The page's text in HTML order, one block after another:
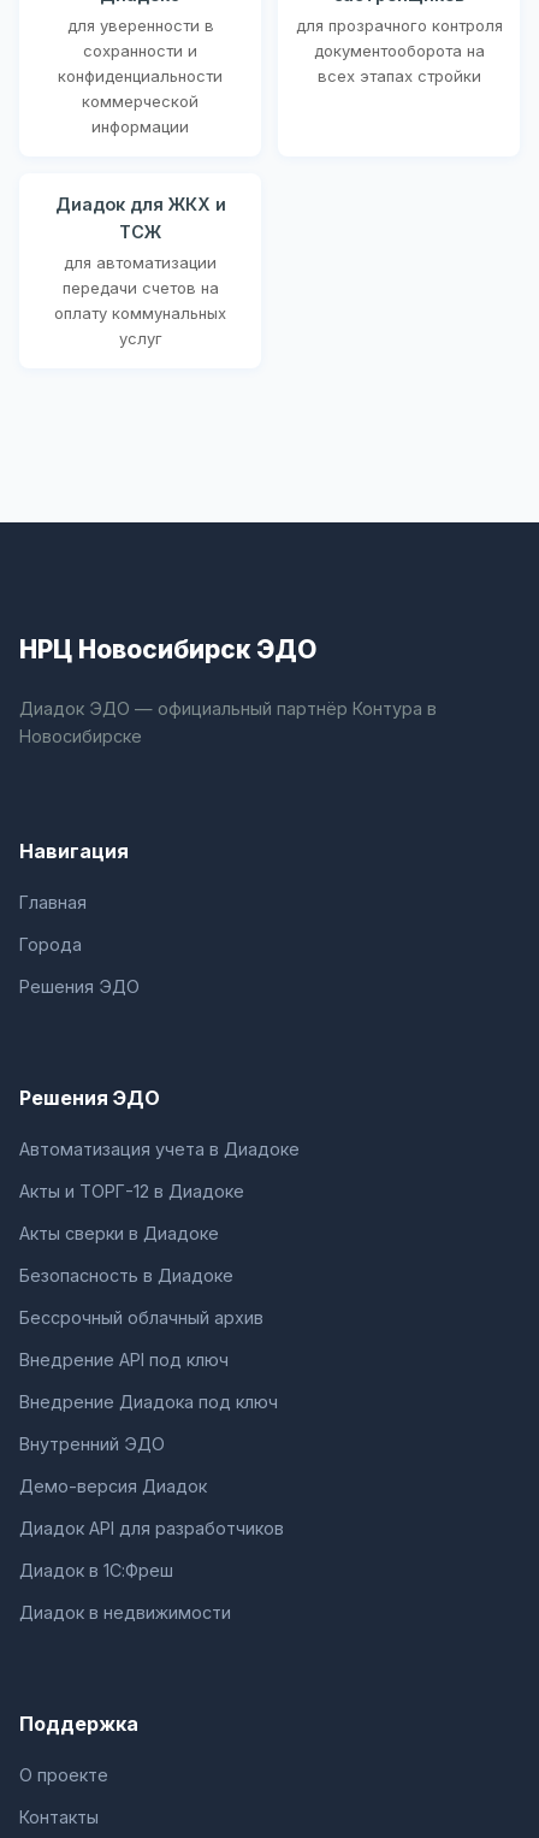
для уверенности в
сохранности и
конфиденциальности
коммерческой
информации
для прозрачного контроля
документооборота на
всех этапах стройки
Диадок для ЖКХ и
ТСЖ
для автоматизации
передачи счетов на
оплату коммунальных
услуг
НРЦ Новосибирск ЭДО
Диадок ЭДО — официальный партнёр Контура в
Новосибирске
Навигация
Главная
Города
Решения ЭДО
Решения ЭДО
Автоматизация учета в Диадоке
Акты и ТОРГ-12 в Диадоке
Акты сверки в Диадоке
Безопасность в Диадоке
Бессрочный облачный архив
Внедрение API под ключ
Внедрение Диадока под ключ
Внутренний ЭДО
Демо-версия Диадок
Диадок API для разработчиков
Диадок в 1С:Фреш
Диадок в недвижимости
Поддержка
О проекте
Контакты